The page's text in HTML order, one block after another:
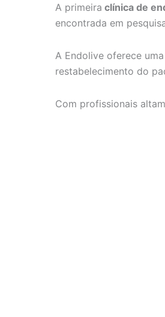
A primeira clínica de
encontrada em
A Endolive oferece
restabelecimento do
Com profissionais
de
Atibaia-